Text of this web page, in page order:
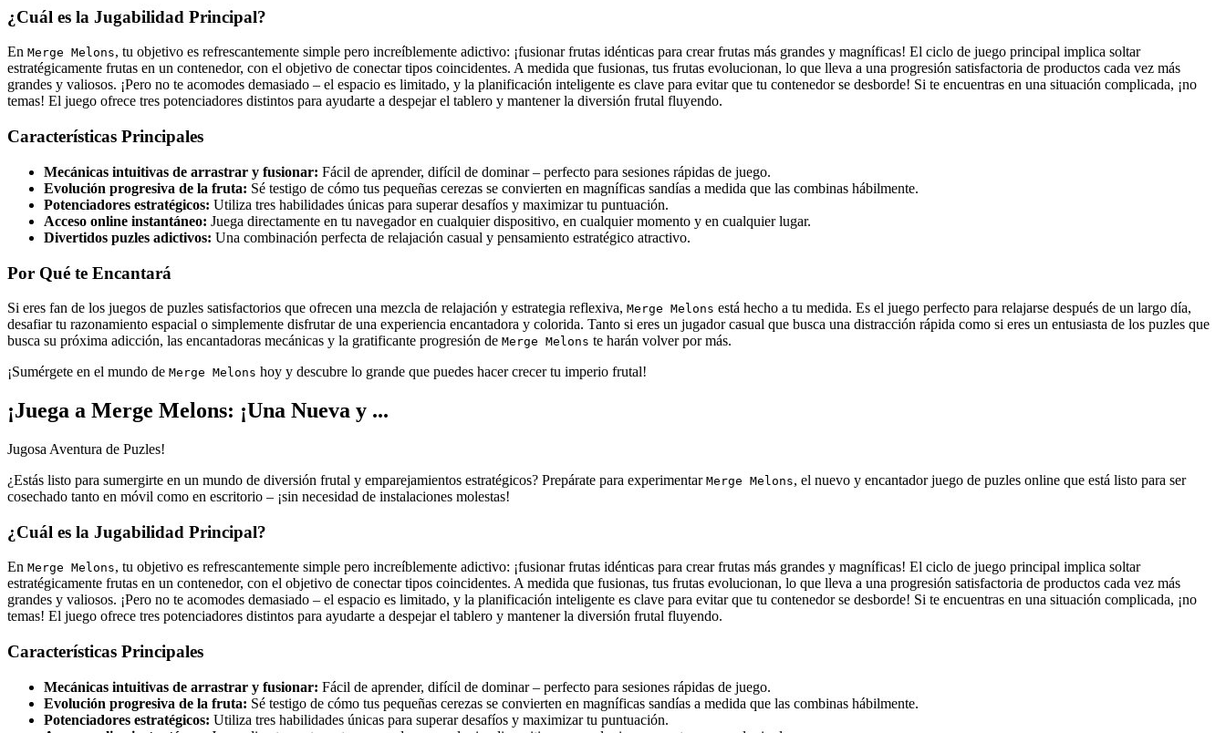
¿Cuál es la Jugabilidad Principal?
En Merge Melons, tu objetivo es refrescantemente simple pero increíblemente adictivo: ¡fusionar frutas idénticas para crear frutas más grandes y magníficas! El ciclo de juego principal implica soltar
estratégicamente frutas en un contenedor, con el objetivo de conectar tipos coincidentes. A medida que fusionas, tus frutas evolucionan, lo que lleva a una progresión satisfactoria de productos cada vez más
grandes y valiosos. ¡Pero no te acomodes demasiado – el espacio es limitado, y la planificación inteligente es clave para evitar que tu contenedor se desborde! Si te encuentras en una situación complicada, ¡no
temas! El juego ofrece tres potenciadores distintos para ayudarte a despejar el tablero y mantener la diversión frutal fluyendo.
Características Principales
Mecánicas intuitivas de arrastrar y fusionar: Fácil de aprender, difícil de dominar – perfecto para sesiones rápidas de juego.
Evolución progresiva de la fruta: Sé testigo de cómo tus pequeñas cerezas se convierten en magníficas sandías a medida que las combinas hábilmente.
Potenciadores estratégicos: Utiliza tres habilidades únicas para superar desafíos y maximizar tu puntuación.
Acceso online instantáneo: Juega directamente en tu navegador en cualquier dispositivo, en cualquier momento y en cualquier lugar.
Divertidos puzles adictivos: Una combinación perfecta de relajación casual y pensamiento estratégico atractivo.
Por Qué te Encantará
Si eres fan de los juegos de puzles satisfactorios que ofrecen una mezcla de relajación y estrategia reflexiva, Merge Melons está hecho a tu medida. Es el juego perfecto para relajarse después de un largo día,
desafiar tu razonamiento espacial o simplemente disfrutar de una experiencia encantadora y colorida. Tanto si eres un jugador casual que busca una distracción rápida como si eres un entusiasta de los puzles que
busca su próxima adicción, las encantadoras mecánicas y la gratificante progresión de Merge Melons te harán volver por más.
¡Sumérgete en el mundo de Merge Melons hoy y descubre lo grande que puedes hacer crecer tu imperio frutal!
¡Juega a Merge Melons: ¡Una Nueva y ...
Jugosa Aventura de Puzles!
¿Estás listo para sumergirte en un mundo de diversión frutal y emparejamientos estratégicos? Prepárate para experimentar Merge Melons, el nuevo y encantador juego de puzles online que está listo para ser
cosechado tanto en móvil como en escritorio – ¡sin necesidad de instalaciones molestas!
¿Cuál es la Jugabilidad Principal?
En Merge Melons, tu objetivo es refrescantemente simple pero increíblemente adictivo: ¡fusionar frutas idénticas para crear frutas más grandes y magníficas! El ciclo de juego principal implica soltar
estratégicamente frutas en un contenedor, con el objetivo de conectar tipos coincidentes. A medida que fusionas, tus frutas evolucionan, lo que lleva a una progresión satisfactoria de productos cada vez más
grandes y valiosos. ¡Pero no te acomodes demasiado – el espacio es limitado, y la planificación inteligente es clave para evitar que tu contenedor se desborde! Si te encuentras en una situación complicada, ¡no
temas! El juego ofrece tres potenciadores distintos para ayudarte a despejar el tablero y mantener la diversión frutal fluyendo.
Características Principales
Mecánicas intuitivas de arrastrar y fusionar: Fácil de aprender, difícil de dominar – perfecto para sesiones rápidas de juego.
Evolución progresiva de la fruta: Sé testigo de cómo tus pequeñas cerezas se convierten en magníficas sandías a medida que las combinas hábilmente.
Potenciadores estratégicos: Utiliza tres habilidades únicas para superar desafíos y maximizar tu puntuación.